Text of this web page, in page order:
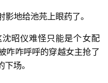
地给池芫上眼药了。
昭仪难怪只能是个女配
咋咋呼呼的穿越女主抢了
场。